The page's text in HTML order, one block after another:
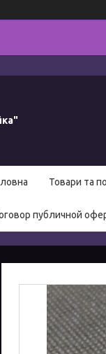
Товари та
публичной